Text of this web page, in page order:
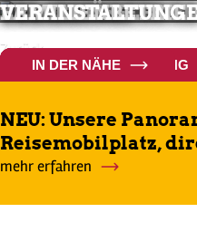
XXL-
JETZT ENTDECKEN
UNTERKÜNFTE
ANSEHEN
ZUSATZANGEBOTE
MEHR ERFAHREN
ERLEBNISSE
ALLGÄU ERLEBEN
VIA CLAUDIA CAMPING
IN DER NÄHE
Zurück
Weiter
NEU: Unsere
Reisemobilplatz,
mehr erfahren